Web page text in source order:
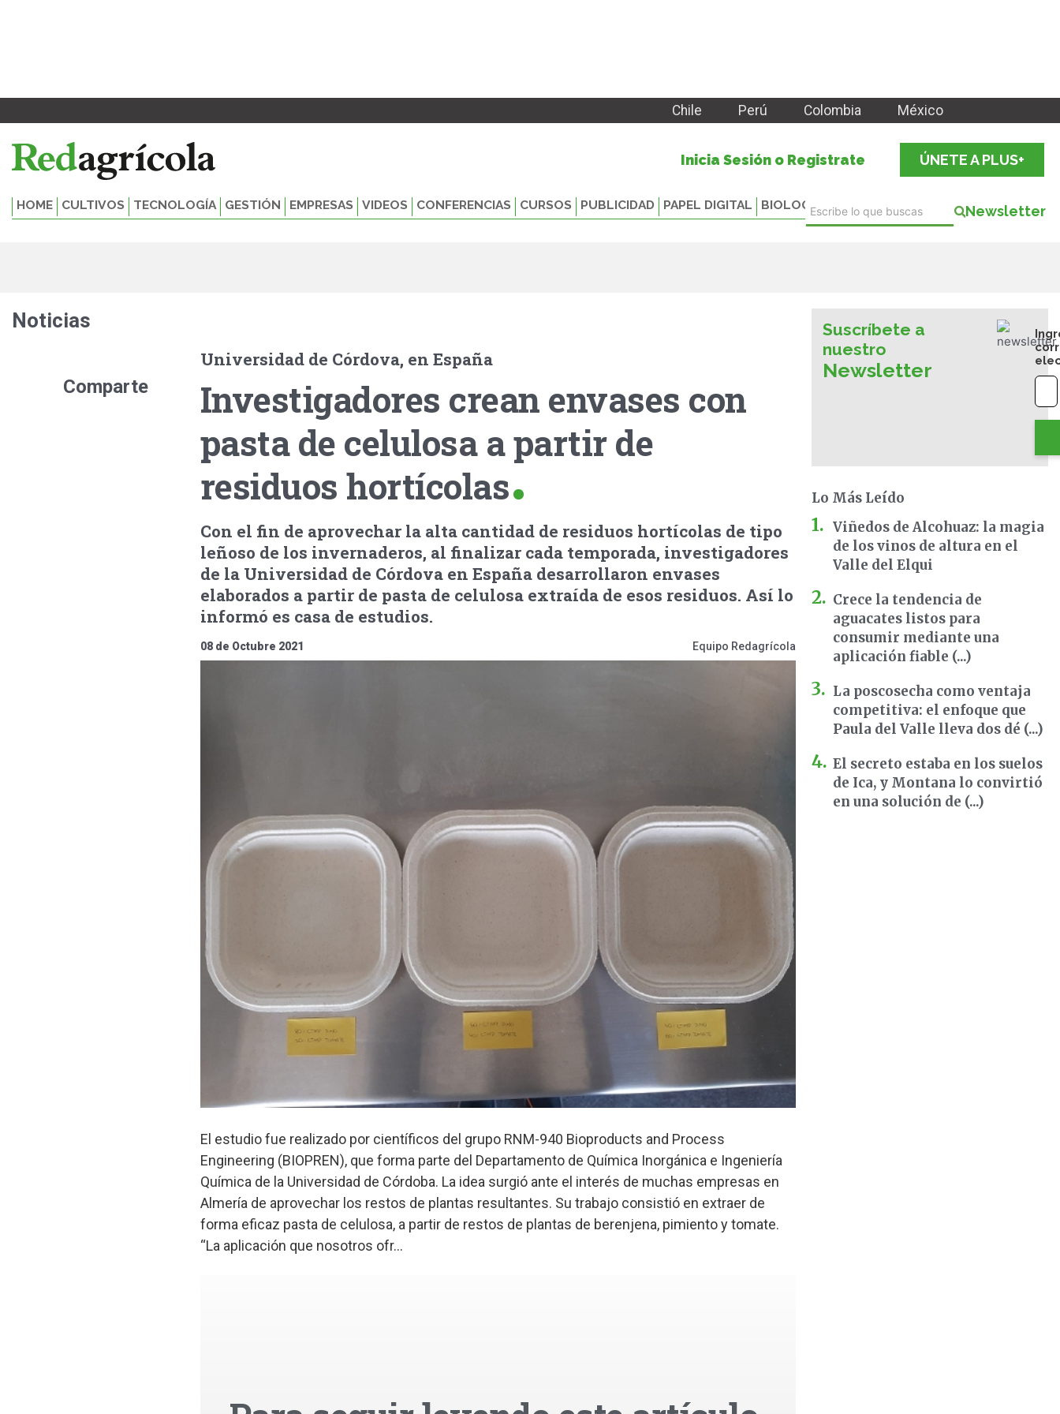
Chile Perú Colombia México
Inicia Sesión o Registrate ÚNETE A PLUS+
HOME CULTIVOS TECNOLOGÍA GESTIÓN EMPRESAS VIDEOS CONFERENCIAS CURSOS PUBLICIDAD PAPEL DIGITAL BIOLOGICALS Newsletter
Noticias
Comparte
Universidad de Córdova, en España
Investigadores crean envases con
pasta de celulosa a partir de
residuos hortícolas
Con el fin de aprovechar la alta cantidad de residuos hortícolas de tipo
leñoso de los invernaderos, al finalizar cada temporada, investigadores
de la Universidad de Córdova en España desarrollaron envases
elaborados a partir de pasta de celulosa extraída de esos residuos. Así lo
informó es casa de estudios.
08 de Octubre 2021 Equipo Redagrícola
El estudio fue realizado por científicos del grupo RNM-940 Bioproducts and Process
Engineering (BIOPREN), que forma parte del Departamento de Química Inorgánica e Ingeniería
Química de la Universidad de Córdoba. La idea surgió ante el interés de muchas empresas en
Almería de aprovechar los restos de plantas resultantes. Su trabajo consistió en extraer de
forma eficaz pasta de celulosa, a partir de restos de plantas de berenjena, pimiento y tomate.
“La aplicación que nosotros ofr...
Suscríbete a
nuestro
Newsletter
Lo Más Leído
Viñedos de Alcohuaz: la magia
de los vinos de altura en el
Valle del Elqui
Crece la tendencia de
aguacates listos para
consumir mediante una
aplicación fiable (...)
La poscosecha como ventaja
competitiva: el enfoque que
Paula del Valle lleva dos dé (...)
El secreto estaba en los suelos
de Ica, y Montana lo convirtió
en una solución de (...)